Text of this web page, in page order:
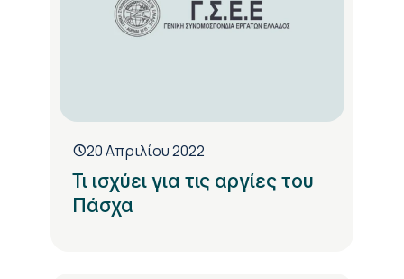
20 Απριλίου 2022
Τι ισχύει για τις αργίες του
Πάσχα